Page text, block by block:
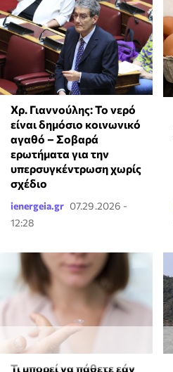
Χρ. Γιαννούλης: Το νερό
είναι δημόσιο κοινωνικό
αγαθό – Σοβαρά
ερωτήματα για την
υπερσυγκέντρωση χωρίς
σχέδιο
ienergeia.gr 07.29.2026 -
12:28
Τι μπορεί να πάθετε εάν